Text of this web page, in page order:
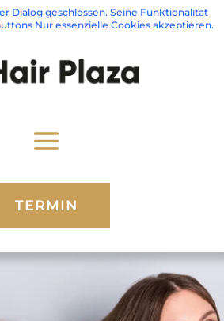
TERMIN
Dialog geschlossen. Seine Funktionalität
Nur essenzielle Cookies akzeptieren.